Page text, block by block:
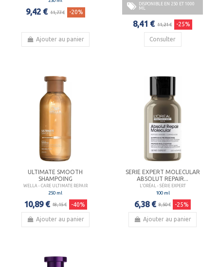
9,42 € 11,77 € -20%
Ajouter au panier
DISPONIBLE EN 250 ET 1000
ML
8,41 € 11,21 € -25%
Consulter
ULTIMATE SMOOTH
SHAMPOING
WELLA - CARE ULTIMATE REPAIR
250 ml
10,89 € 18,15 € -40%
Ajouter au panier
SERIE EXPERT MOLECULAR
ABSOLUT REPAIR...
L'ORÉAL - SÉRIE EXPERT
100 ml
6,38 € 8,50 € -25%
Ajouter au panier